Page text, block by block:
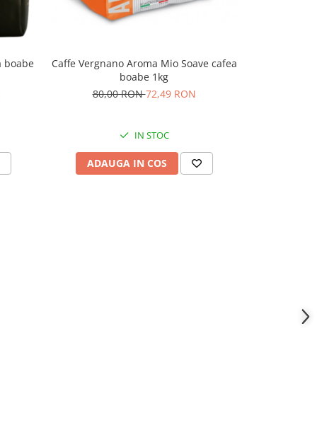
boabe
Caffe Vergnano Aroma Mio Soave cafea
boabe 1kg
80,00 RON72,49 RON
IN STOC
ADAUGA IN COS